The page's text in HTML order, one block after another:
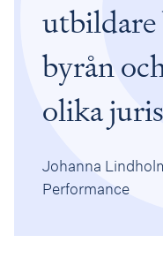
utbildare
byrån
olika
Johanna
Performance